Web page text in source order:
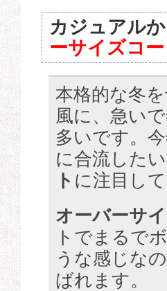
カジュアル
ーサイズコー
本格的な冬
風に、急い
多いです。
に合流した
ト に注目し
オーバーサ
トでまるで
うな感じな
ばれます。